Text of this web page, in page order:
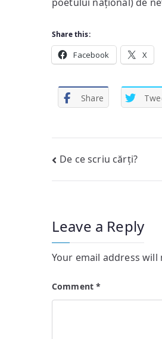
Share this:
Facebook X
Share
Post
navigation
De ce scriu cărți?
Leave a Reply
Your email address will
Comment*